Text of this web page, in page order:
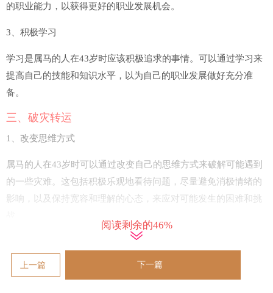
的职业能力，以获得更好的职业发展机会。
3、积极学习
学习是属马的人在43岁时应该积极追求的事情。可以通过学习来
提高自己的技能和知识水平，以为自己的职业发展做好充分准
备。
三、破灾转运
1、改变思维方式
属马的人在43岁时可以通过改变自己的思维方式来破解可能遇到
的一些灾难。这包括积极乐观地看待问题，尽量避免消极情绪的
影响，以及保持宽容和理解的心态，来应对可能发生的困难和挑
属马的人在43岁时可以通过改变自己的行为习惯来破解一些可能
阅读剩余的46%
上一篇 下一篇